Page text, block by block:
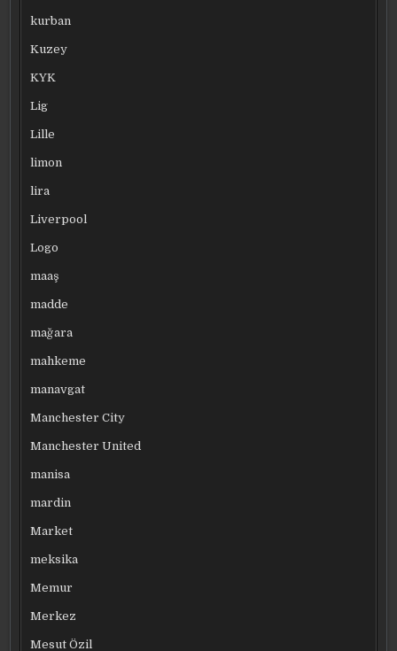
kurban
Kuzey
KYK
Lig
Lille
limon
lira
Liverpool
Logo
maaş
madde
mağara
mahkeme
manavgat
Manchester City
Manchester United
manisa
mardin
Market
meksika
Memur
Merkez
Mesut Özil